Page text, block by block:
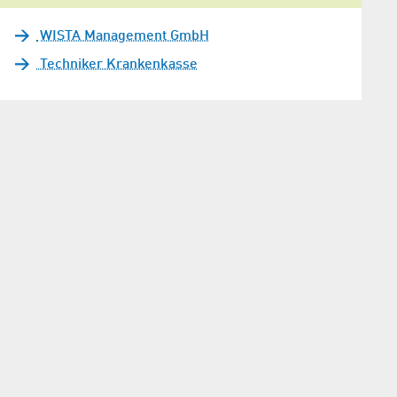
WISTA Management GmbH
Techniker Krankenkasse